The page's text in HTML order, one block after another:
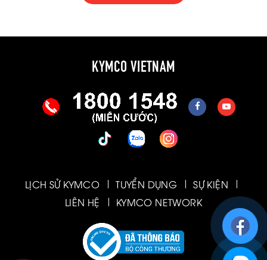
KYMCO VIETNAM
LỊCH SỬ KYMCO TUYỂN DỤNG
SỰ KIỆN
LIÊN HỆ
KYMCO NETWORK